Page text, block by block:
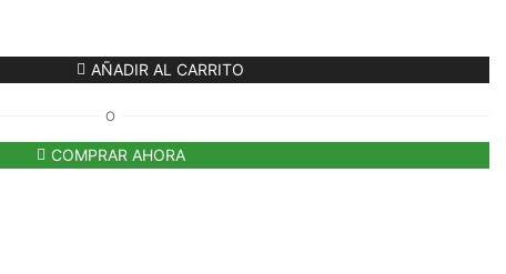
AÑADIR AL CARRITO
O
COMPRAR AHORA